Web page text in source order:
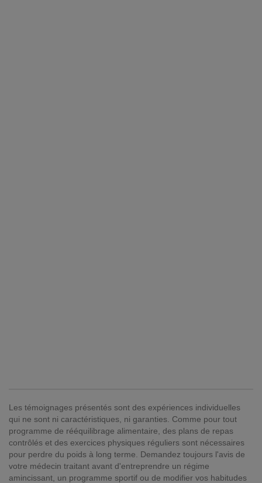
Les témoignages présentés sont des expériences individuelles
qui ne sont ni caractéristiques, ni garanties. Comme pour tout
programme de rééquilibrage alimentaire, des plans de repas
contrôlés et des exercices physiques réguliers sont nécessaires
pour perdre du poids à long terme. Demandez toujours l'avis de
votre médecin traitant avant d'entreprendre un régime
amincissant, un programme sportif ou de modifier vos habitudes